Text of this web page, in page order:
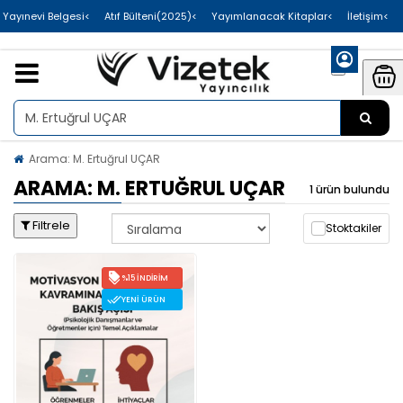
>İletişim
>Yayımlanacak Kitaplar
>Atıf Bülteni(2025)
>Uluslararası Yayınevi Belgesi
Arama: M. Ertuğrul UÇAR
ARAMA: M. ERTUĞRUL UÇAR 1 ürün bulundu
Filtrele Stoktakiler
%15 İNDIRIM
YENI ÜRÜN